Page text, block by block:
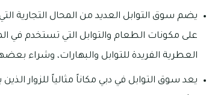
يضم سوق التوابل العديد من المحال التجارية
على مكونات الطعام والتوابل التي تستخدم في
العطرية الفريدة للتوابل والبهارات، وشراء
يعد سوق التوابل في دبي مكاناً مثالياً للزوار